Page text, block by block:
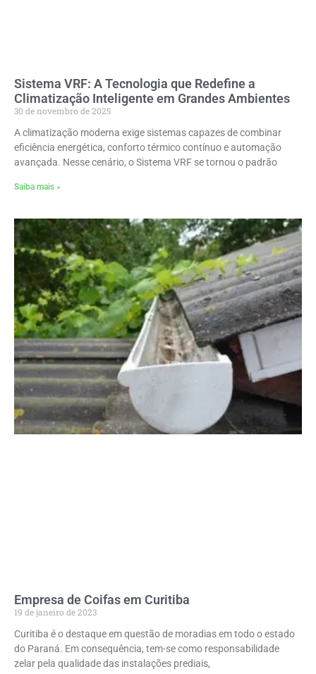
Sistema VRF: A Tecnologia que Redefine a
Climatização Inteligente em Grandes Ambientes
30 de novembro de 2025
A climatização moderna exige sistemas capazes de combinar
eficiência energética, conforto térmico contínuo e automação
avançada. Nesse cenário, o Sistema VRF se tornou o padrão
Saiba mais »
Empresa de Coifas em Curitiba
19 de janeiro de 2023
Curitiba é o destaque em questão de moradias em todo o estado
do Paraná. Em consequência, tem-se como responsabilidade
zelar pela qualidade das instalações prediais,